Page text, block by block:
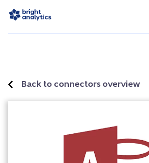
Back to connectors overview